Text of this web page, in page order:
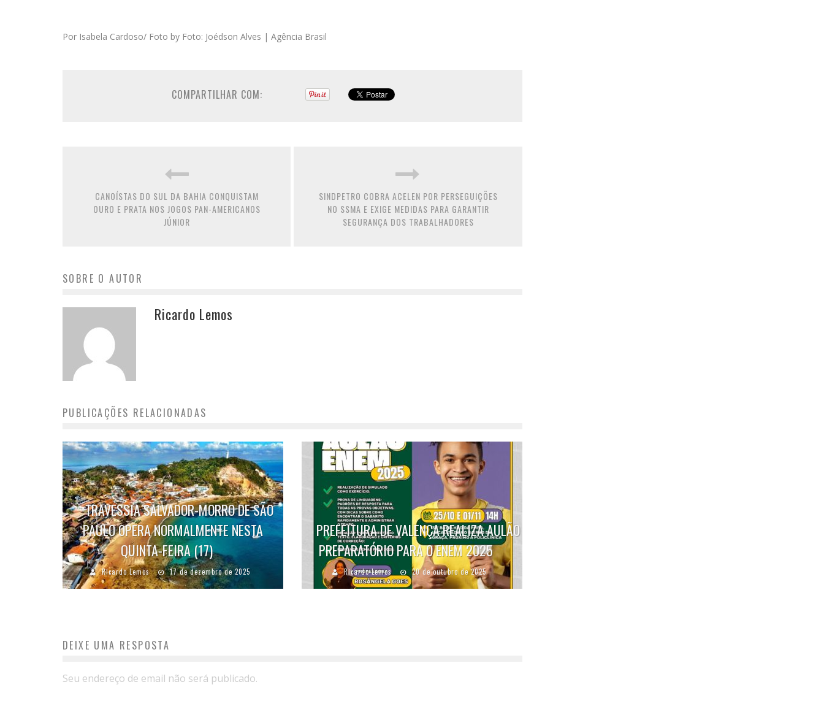
Por Isabela Cardoso/ Foto by Foto: Joédson Alves | Agência Brasil
COMPARTILHAR COM:
CANOÍSTAS DO SUL DA BAHIA CONQUISTAM
OURO E PRATA NOS JOGOS PAN-AMERICANOS
JÚNIOR
SINDPETRO COBRA ACELEN POR PERSEGUIÇÕES
NO SSMA E EXIGE MEDIDAS PARA GARANTIR
SEGURANÇA DOS TRABALHADORES
SOBRE O AUTOR
Ricardo Lemos
PUBLICAÇÕES RELACIONADAS
TRAVESSIA SALVADOR-MORRO DE SÃO
PAULO OPERA NORMALMENTE NESTA
QUINTA-FEIRA (17)
Ricardo Lemos 17 de dezembro de 2025
PREFEITURA DE VALENÇA REALIZA AULÃO
PREPARATÓRIO PARA O ENEM 2025
Ricardo Lemos 20 de outubro de 2025
DEIXE UMA RESPOSTA
Seu endereço de email não será publicado.